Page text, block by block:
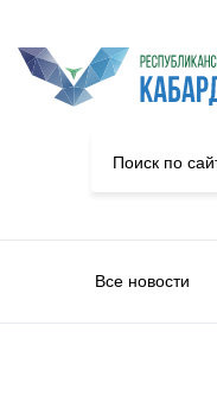
Все новости